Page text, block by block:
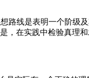
路线是表明一个阶级
，在实践中检验真理